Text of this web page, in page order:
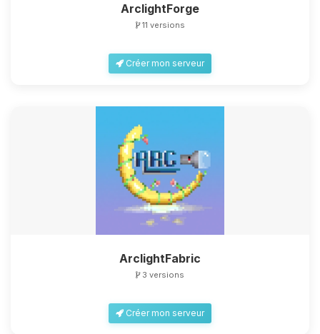
ArclightForge
11 versions
Créer mon serveur
ArclightFabric
3 versions
Créer mon serveur